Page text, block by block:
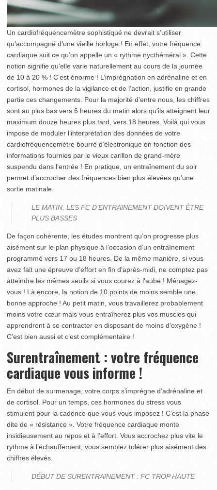
Un cardiofréquencemètre sophistiqué ne devrait s’utiliser
qu’accompagné d’une vieille horloge ! En effet, votre fréquence
cardiaque suit ce qu’on appelle un « rythme nycthéméral ». Cette
notion signifie qu’elle varie naturellement au cours de la journée
de 10 à 20 % ! C’est énorme ! L’imprégnation en adrénaline et en
cortisol, hormones de la vigilance et de l’action, justifie en grande
partie ces changements. Pour la majorité d’entre nous, les chiffres
sont au plus bas vers 6 heures du matin alors qu’ils atteignent leur
maximum douze heures plus tard, vers 18 heures. Voilà qui vous
impose de moduler l’interprétation des données de votre
cardiofréquencemètre bourré d’électronique en fonction des
informations fournies par le vieux carillon de grand-mère
suspendu dans l’entrée ! En pratique, un entraînement du soir
permet d’accrocher des fréquences bien plus élevées qu’une
sortie matinale.
LE MATIN, LES FC D’ENTRAîNEMENT DOIVENT ÊTRE
PLUS BASSES
De façon cohérente, les études montrent qu’on progresse plus
aisément sur le plan physique à l’occasion d’un entraînement
programmé vers 17 ou 18 heures. De la même manière, si vous
avez fait une épreuve d’effort en fin d’après-midi, ne comptez pas
atteindre les mêmes seuils si vous courez à l’aube ! Ménagez-
vous ! Là encore, la notion de 10 points de moins semble une
bonne approche ! Au petit matin, vous travaillerez probablement
moins votre cœur mais vous entraînerez plus vos muscles qui
apprendront à se contracter en disposant de moins d’oxygène !
C’est bien aussi et c’est complémentaire !
Surentraînement : votre fréquence
cardiaque vous informe !
En début de surmenage, votre corps s’imprègne d’adrénaline et
de cortisol. Pour un temps, ces hormones du stress vous
stimulent pour la cadence que vous vous imposez ! C’est la phase
dite de « résistance ». Votre fréquence cardiaque monte
insidieusement au repos et à l’effort. Vous accrochez plus vite le
rythme à l’échauffement, vous semblez tolérer plus aisément des
chiffres élevés.
DÉBUT DE SURENTRAîNEMENT : FC TROP HAUTE